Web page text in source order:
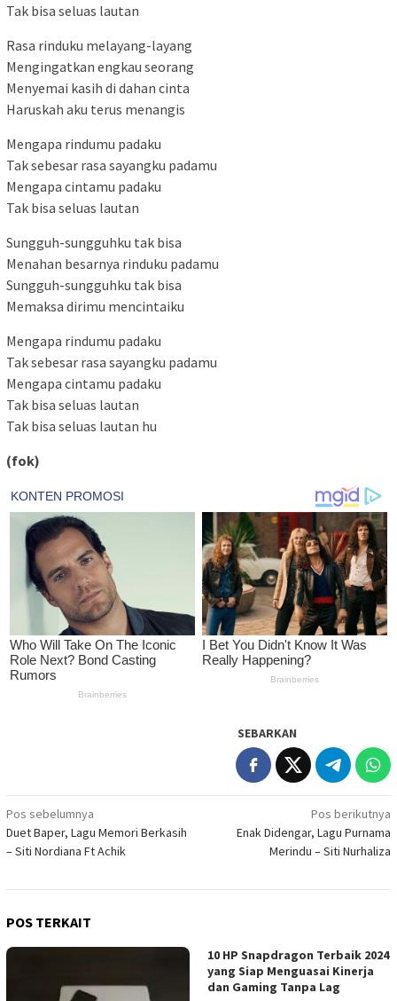
Tak bisa seluas lautan
Rasa rinduku melayang-layang
Mengingatkan engkau seorang
Menyemai kasih di dahan cinta
Haruskah aku terus menangis
Mengapa rindumu padaku
Tak sebesar rasa sayangku padamu
Mengapa cintamu padaku
Tak bisa seluas lautan
Sungguh-sungguhku tak bisa
Menahan besarnya rinduku padamu
Sungguh-sungguhku tak bisa
Memaksa dirimu mencintaiku
Mengapa rindumu padaku
Tak sebesar rasa sayangku padamu
Mengapa cintamu padaku
Tak bisa seluas lautan
Tak bisa seluas lautan hu
(fok)
SEBARKAN
Navigasi
pos
Pos sebelumnya
Duet Baper, Lagu Memori Berkasih
– Siti Nordiana Ft Achik
Pos berikutnya
Enak Didengar, Lagu Purnama
Merindu – Siti Nurhaliza
POS TERKAIT
10 HP Snapdragon Terbaik 2024
yang Siap Menguasai Kinerja
dan Gaming Tanpa Lag